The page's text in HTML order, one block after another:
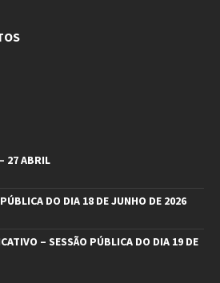
27 ABRIL
DO DIA 18 DE JUNHO DE 2026
– SESSÃO PÚBLICA DO DIA 19 DE